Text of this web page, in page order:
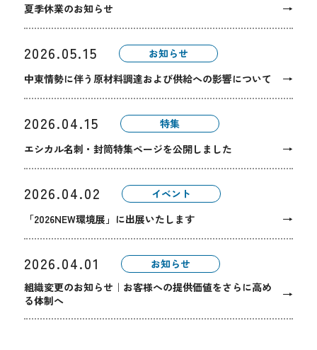
夏季休業のお知らせ
→
2026.05.15
お知らせ
中東情勢に伴う原材料調達および供給への影響について
→
2026.04.15
特集
エシカル名刺・封筒特集ページを公開しました
→
2026.04.02
イベント
「2026NEW環境展」に出展いたします
→
2026.04.01
お知らせ
組織変更のお知らせ｜お客様への提供価値をさらに高め
る体制へ
→